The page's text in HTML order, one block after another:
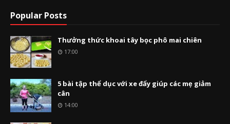
Popular Posts
Thưởng thức khoai tây bọc phô mai chiên
17:00
5 bài tập thể dục với xe đẩy giúp các mẹ giảm
cân
14:00